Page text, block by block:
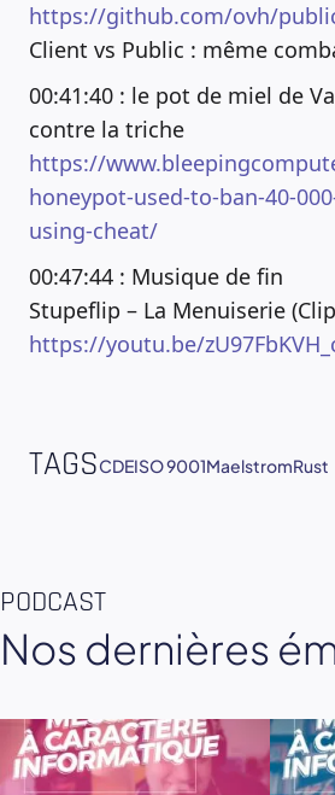
https://github.com/ovh/
Client vs Public : même
00:41:40 : le pot de miel de
contre la triche
https://
honeypot-used-to-ban-40-
using-cheat/
00:47:44 : Musique de fin
Stupeflip – La Menuiserie
https://youtu.be/
TAGSCDEISO 9001MaelstromRust
PODCAST
Nos dernières